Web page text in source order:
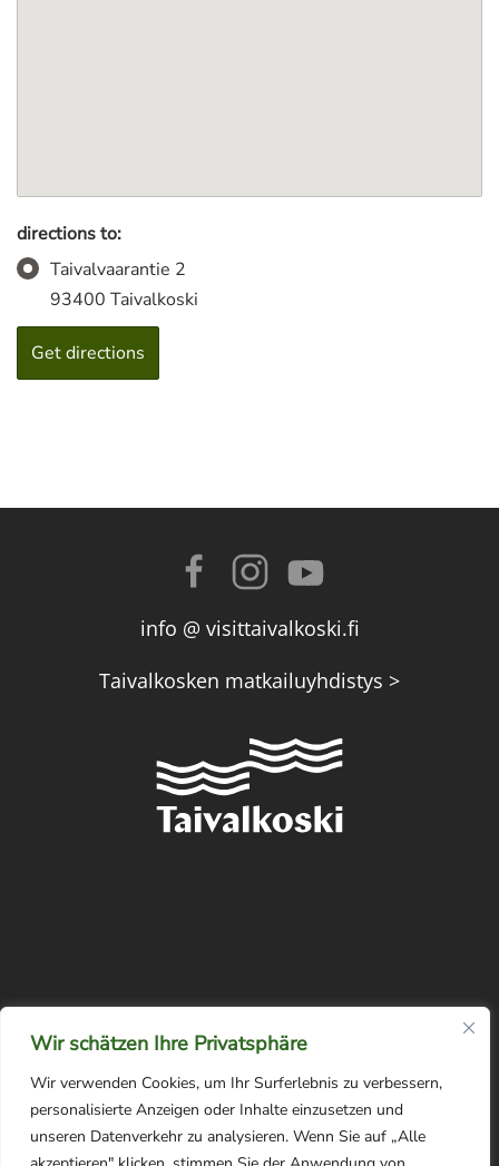
Wir schätzen Ihre Privatsphäre
Wir verwenden Cookies, um Ihr Surferlebnis zu verbessern,
personalisierte Anzeigen oder Inhalte einzusetzen und
unseren Datenverkehr zu analysieren. Wenn Sie auf „Alle
directions to:
Taivalvaarantie 2
93400 Taivalkoski
info @ visittaivalkoski.fi
Taivalkosken matkailuyhdistys >